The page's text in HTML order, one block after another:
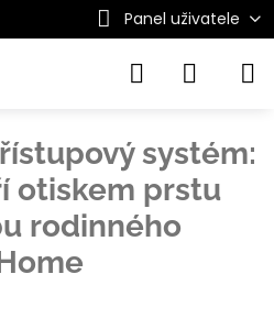
Panel uživatele
systém:
otiskem prstu
rodinného